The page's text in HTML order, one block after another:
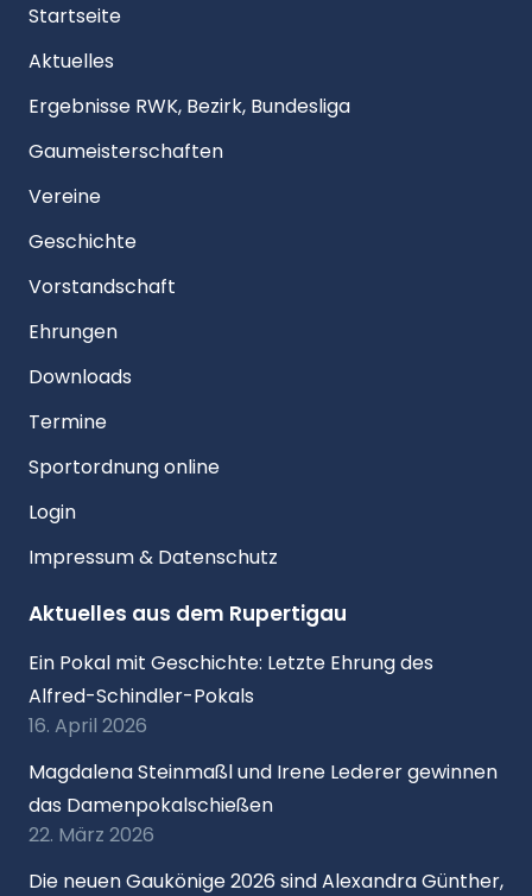
Startseite
Aktuelles
Ergebnisse RWK, Bezirk, Bundesliga
Gaumeisterschaften
Vereine
Geschichte
Vorstandschaft
Ehrungen
Downloads
Termine
Sportordnung online
Login
Impressum & Datenschutz
Aktuelles aus dem Rupertigau
Ein Pokal mit Geschichte: Letzte Ehrung des
Alfred-Schindler-Pokals
16. April 2026
Magdalena Steinmaßl und Irene Lederer gewinnen
das Damenpokalschießen
22. März 2026
Die neuen Gaukönige 2026 sind Alexandra Günther,